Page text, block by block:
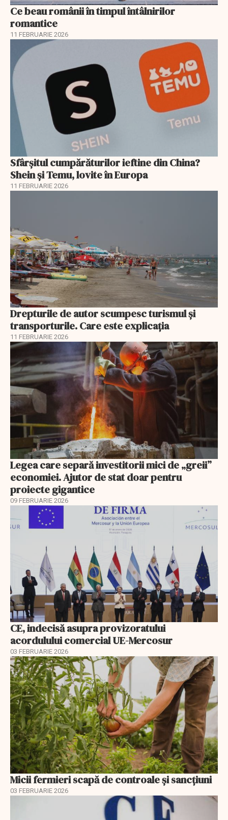
Ce beau românii în timpul întâlnirilor
romantice
11 FEBRUARIE 2026
Sfârșitul cumpărăturilor ieftine din China?
Shein și Temu, lovite în Europa
11 FEBRUARIE 2026
Drepturile de autor scumpesc turismul și
transporturile. Care este explicația
11 FEBRUARIE 2026
Legea care separă investitorii mici de „greii”
economiei. Ajutor de stat doar pentru
proiecte gigantice
09 FEBRUARIE 2026
CE, indecisă asupra provizoratului
acordulului comercial UE-Mercosur
03 FEBRUARIE 2026
Micii fermieri scapă de controale și sancțiuni
03 FEBRUARIE 2026